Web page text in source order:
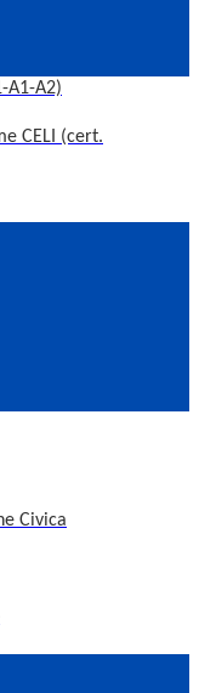
A1-A2)
CELI (cert.
Civica